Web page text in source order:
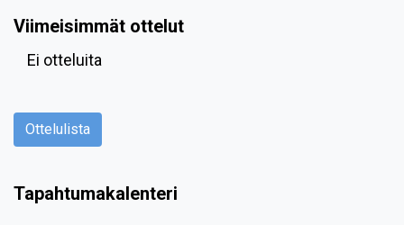
Viimeisimmät ottelut
Ei otteluita
Ottelulista
Tapahtumakalenteri